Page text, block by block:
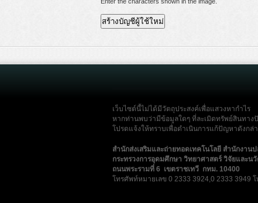
เว็บไซต์นี้ไม่ได้มีวัตถุประสงค์เพื่อแสวงหากำไร
หากท่านพบว่ามีข้อมูลใดๆ ที่ละเมิดทรัพย์สินทา
โปรดแจ้งให้ทราบเพื่อดำเนินการแก้ปัญหาดังกล่
สำนักส่งเสริมและถ่ายทอดเทคโนโลยี สำนักงา
กระทรวงการอุดมศึกษา วิทยาศาสตร์ วิจัยและนวั
ถนนพระรามที่ 6 เขตราชเทวี กทม. 10400
โทรศัพท์หมายเลข 0 2333 3924,0 2333 3949